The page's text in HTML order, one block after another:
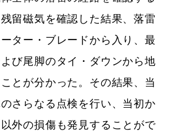
留磁気を確認した結果、落雷
ター・ブレードから入り、最
び尾脚のタイ・ダウンから地
とが分かった。その結果、当
さらなる点検を行い、当初か
外の損傷も発見することがで